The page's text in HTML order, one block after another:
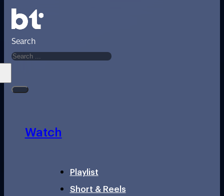
Search
Watch
Playlist
Short & Reels